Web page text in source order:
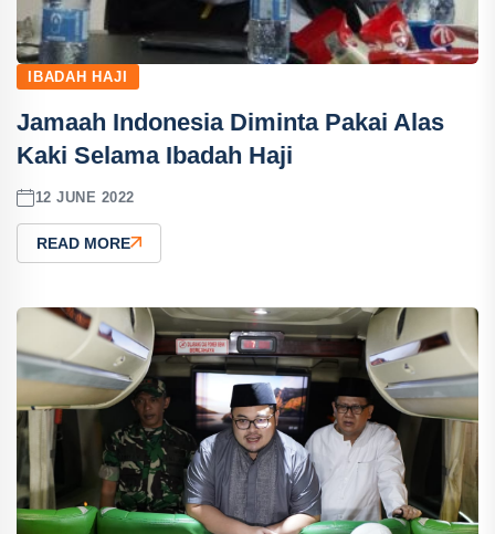
IBADAH HAJI
Jamaah Indonesia Diminta Pakai Alas
Kaki Selama Ibadah Haji
12 JUNE 2022
READ MORE